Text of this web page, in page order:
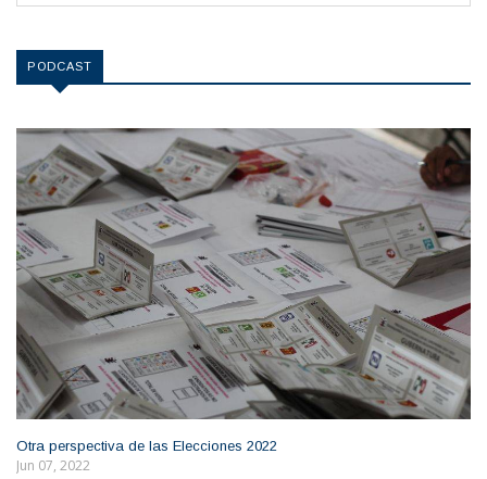
PODCAST
Otra perspectiva de las Elecciones 2022
Jun 07, 2022